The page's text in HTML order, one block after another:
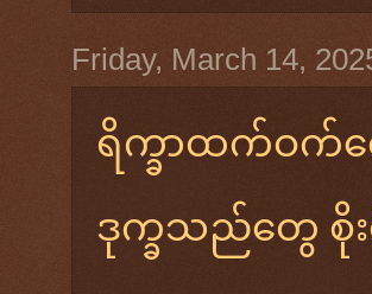
Friday, March 14,
ရိက္ခာထက်ဝက်လ
ဒုက္ခသည်တွေ စို